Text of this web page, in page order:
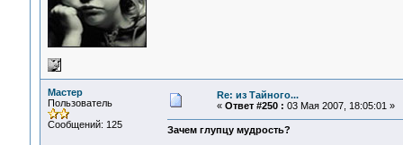
Мастер
Пользователь
Сообщений: 125
Re: из Тайного...
« Ответ #250 : 03 Мая 2007, 18:05:01 »
Зачем глупцу мудрость?